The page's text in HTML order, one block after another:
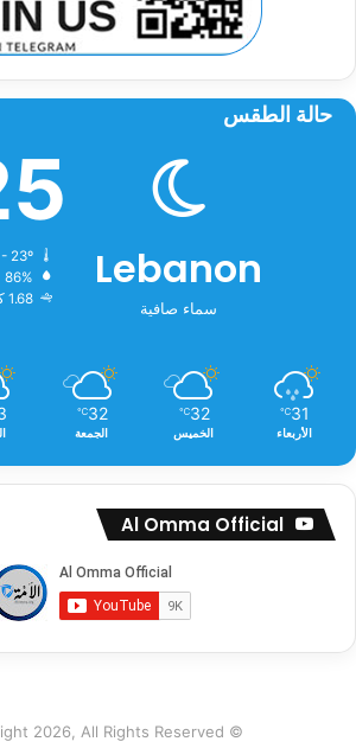
حالة الطقس
Lebanon
سماء صافية
86%
1.68 كيلومتر/ساعة
31
℃
الأربعاء
32
℃
الخميس
32
℃
الجمعة
Al Omma Official
© Copyright 2026, All Rights Reserved |